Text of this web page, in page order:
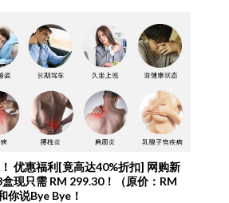
优惠福利[竟高达40%折扣] 网购新
现只需 RM 299.30！（原价：RM
你说Bye Bye！